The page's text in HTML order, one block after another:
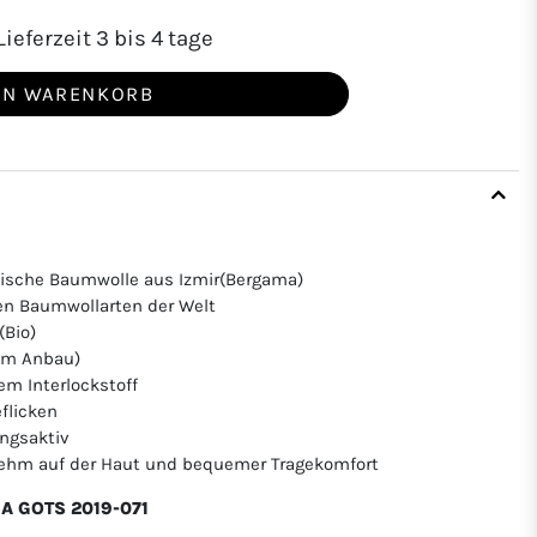
3 bis 4 tage
WARENKORB
Baumwolle aus Izmir(Bergama)
Baumwollarten der Welt
Anbau)
Interlockstoff
auf der Haut und bequemer Tragekomfort
GOTS 2019-071